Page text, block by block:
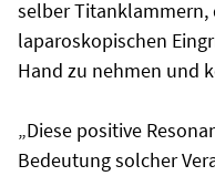
selber Titanklammern,
laparoskopischen
Hand zu nehmen und
„Diese positive
Bedeutung solcher